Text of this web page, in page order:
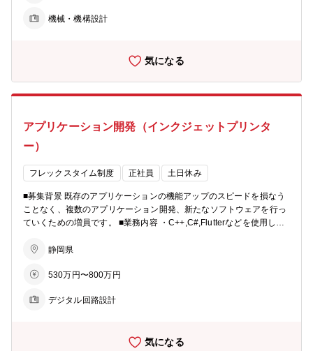
がある方 【職場からのメッセージ】 私たちの職場では、歯科用ミリ
そのぶんお互いの距離が近くて日常的且つ自然にコミュニケーション
のづくりの全工程に携わることができます。自らのアイデアを形に
し、チャレンジを歓迎する文化が根付いており、主体的に行動するこ
とで大きな成長を実感できる環境です。 また、スケールの大きなグロ
ーバルビジネスに関わりながら、最終顧客であるユーザーの声を直接
聞く機会も多く、社会に対するインパクトを肌で感じることができま
す。自分の仕事が世界中の人々の生活にどう貢献しているのかを実感
できる、やりがいのある職場です。 【職場構成】 マネージャー：50
代 メンバー ：20 代（2 名） ：30 代（3 名）
技術派遣（1名） ※【ポジションについて】 ローランド ディー.ジー.
提とするポジションです。 ※従業員はローランド ディー.ジー.株式会
機械・機構設計
気になる
アプリケーション開発（インクジェットプリンタ
ー）
フレックスタイム制度 正社員 土日休み
■募集背景 既存のアプリケーションの機能アップのスピードを損なう
ことなく、複数のアプリケーション開発、新たなソフトウェアを行っ
ていくための増員です。 ■業務内容 ・C++,C#,Flutterなどを使用した
よび各レビュー）に沿った開発 ・日々の業務に対しての問題提起およ
基本部分を学んでいただき、軽微な不具合修正、機能改善をご担当い
す。 【将来】 規模に関わらず要件定義→設計→実装→評価の一連の
クノロジーに対する好奇心が強く、自己学習が得意な方 ・自らチャレ
静岡県
530万円〜800万円
デジタル回路設計
気になる